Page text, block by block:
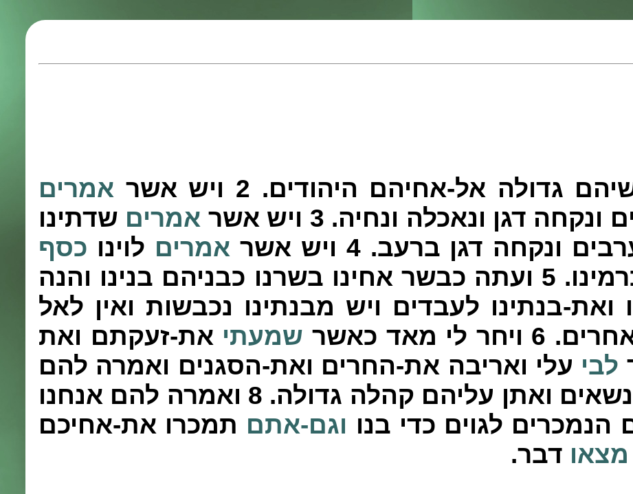
גדולה אל-אחיהם היהודים. 2 ויש אשר אמרים
ונקחה דגן ונאכלה ונחיה. 3 ויש אשר אמרים שדתינו
ערבים ונקחה דגן ברעב.4 ויש אשר אמרים לוינו כסף
5 ועתה כבשר אחינו בשרנו כבניהם בנינו והנה
ואת-בנתינו לעבדים ויש מבנתינו נכבשות ואין לאל
6 ויחר לי מאד כאשר שמעתי את-זעקתם ואת
לבי עלי ואריבה את-החרים ואת-הסגנים ואמרה להם
ואתן עליהם קהלה גדולה. 8 ואמרה להם אנחנו
הנמכרים לגוים כדי בנו וגם-אתם תמכרו את-אחיכם
מצאו דבר.